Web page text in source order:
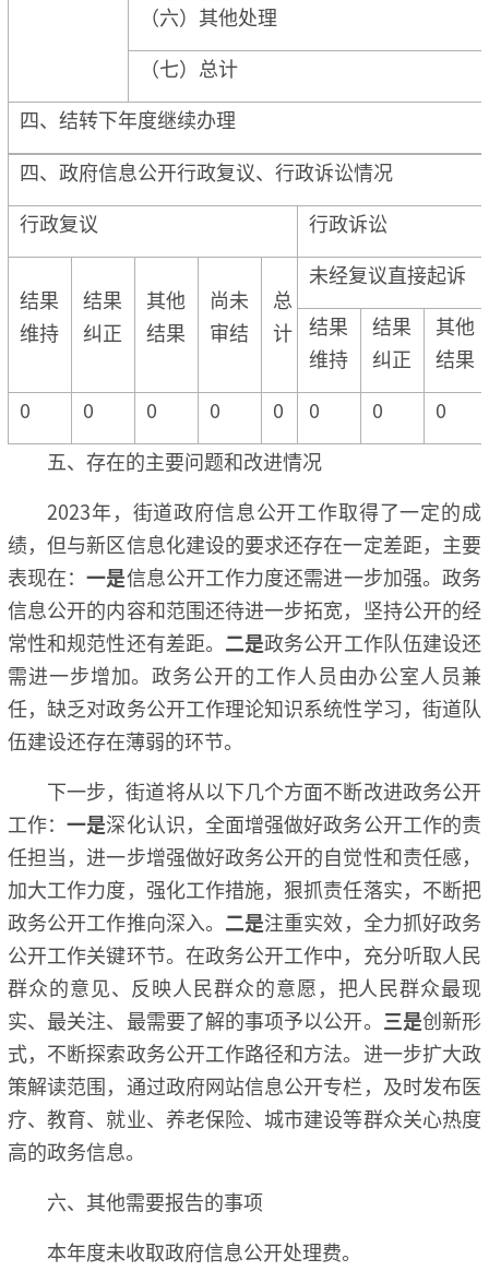
（六）其他处理
（七）总计
四、结转下年度继续办理
四、政府信息公开行政复议、行政诉讼情况
行政复议
行政诉讼
结果
维持
结果
纠正
其他
结果
尚未
审结
总
计
未经复议直接起诉
结果
维持
结果
纠正
其他
结果
0
0 0 0 0 0 0
0
五、存在的主要问题和改进情况
2023年，街道政府信息公开工作取得了一定的成
绩，但与新区信息化建设的要求还存在一定差距，主要
表现在：一是信息公开工作力度还需进一步加强。政务
信息公开的内容和范围还待进一步拓宽，坚持公开的经
常性和规范性还有差距。 二是政务公开工作队伍建设还
需进一步增加。政务公开的工作人员由办公室人员兼
任，缺乏对政务公开工作理论知识系统性学习，街道队
伍建设还存在薄弱的环节。
下一步，街道将从以下几个方面不断改进政务公开
工作：一是深化认识，全面增强做好政务公开工作的责
任担当，进一步增强做好政务公开的自觉性和责任感，
加大工作力度，强化工作措施，狠抓责任落实，不断把
政务公开工作推向深入。 二是注重实效，全力抓好政务
公开工作关键环节。在政务公开工作中，充分听取人民
群众的意见、反映人民群众的意愿，把人民群众最现
实、最关注、最需要了解的事项予以公开。 三是创新形
式，不断探索政务公开工作路径和方法。进一步扩大政
策解读范围，通过政府网站信息公开专栏，及时发布医
疗、教育、就业、养老保险、城市建设等群众关心热度
高的政务信息。
六、其他需要报告的事项
本年度未收取政府信息公开处理费。